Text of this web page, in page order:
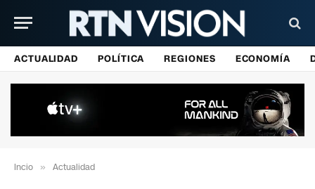
ACTUALIDAD POLÍTICA REGIONES ECONOMÍA
Incio » Actualidad